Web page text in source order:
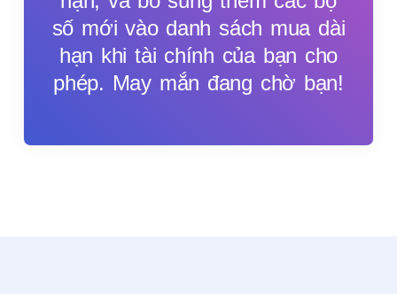
số mới vào danh sách mua dài
hạn khi tài chính của bạn cho
phép. May mắn đang chờ bạn!